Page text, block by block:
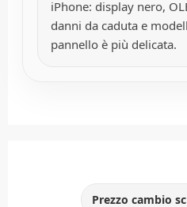
iPhone: display nero,
danni da caduta e
pannello è più delicata.
Prezzo cambio